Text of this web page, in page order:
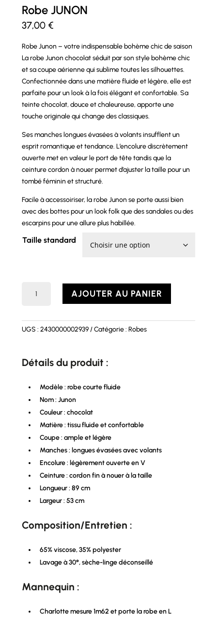
Robe JUNON
37,00 €
Robe Junon – votre indispensable bohème chic de saison
La robe Junon chocolat séduit par son style bohème chic
et sa coupe aérienne qui sublime toutes les silhouettes.
Confectionnée dans une matière fluide et légère, elle est
parfaite pour un look à la fois élégant et confortable. Sa
teinte chocolat, douce et chaleureuse, apporte une
touche originale qui change des classiques.
Ses manches longues évasées à volants insufflent un
esprit romantique et tendance. L’encolure discrètement
ouverte met en valeur le port de tête tandis que la
ceinture cordon à nouer permet d’ajuster la taille pour un
tombé féminin et structuré.
Facile à accessoiriser, la robe Junon se porte aussi bien
avec des bottes pour un look folk que des sandales ou des
escarpins pour une allure plus habillée.
Taille standard
JUNON
AJOUTER AU PANIER
UGS : 2430000002939 Catégorie : Robes
Détails du produit :
Modèle : robe courte fluide
Nom : Junon
Couleur : chocolat
Matière : tissu fluide et confortable
Coupe : ample et légère
Manches : longues évasées avec volants
Encolure : légèrement ouverte en V
Ceinture : cordon fin à nouer à la taille
Longueur : 89 cm
Largeur : 53 cm
Composition/Entretien :
65% viscose, 35% polyester
Lavage à 30°, sèche-linge déconseillé
Mannequin :
Charlotte mesure 1m62 et porte la robe en L